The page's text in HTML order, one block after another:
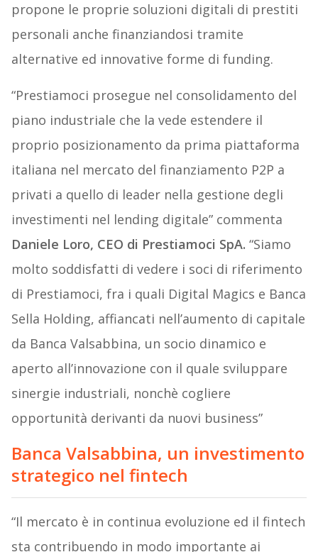
propone le proprie soluzioni digitali di prestiti
personali anche finanziandosi tramite
alternative ed innovative forme di funding.
“Prestiamoci prosegue nel consolidamento del
piano industriale che la vede estendere il
proprio posizionamento da prima piattaforma
italiana nel mercato del finanziamento P2P a
privati a quello di leader nella gestione degli
investimenti nel lending digitale” commenta
Daniele Loro, CEO di Prestiamoci SpA. “Siamo
molto soddisfatti di vedere i soci di riferimento
di Prestiamoci, fra i quali Digital Magics e Banca
Sella Holding, affiancati nell’aumento di capitale
da Banca Valsabbina, un socio dinamico e
aperto all’innovazione con il quale sviluppare
sinergie industriali, nonchè cogliere
opportunità derivanti da nuovi business”
Banca Valsabbina, un investimento
strategico nel fintech
“Il mercato è in continua evoluzione ed il fintech
sta contribuendo in modo importante ai